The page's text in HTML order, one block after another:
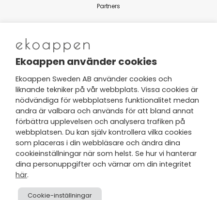
Partners
Nytt från Ekoappen
Jag har tagit del av Ekoappens
personuppgifts- och
integritetspolicyoch tar gärna del
av nyheter, hälsotips och exklusiva
erbjudanden via min e-post.
Ekoappen använder cookies
Ekoappen Sweden AB använder cookies och
liknande tekniker på vår webbplats. Vissa cookies är
nödvändiga för webbplatsens funktionalitet medan
andra är valbara och används för att bland annat
förbättra upplevelsen och analysera trafiken på
webbplatsen. Du kan själv kontrollera vilka cookies
som placeras i din webbläsare och ändra dina
cookieinställningar när som helst. Se hur vi hanterar
dina personuppgifter och värnar om din integritet
här.
Cookie-inställningar